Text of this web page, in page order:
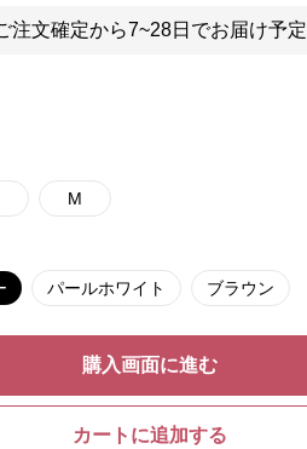
注文確定から7~28日でお届け予定
M
パールホワイト ブラウン
購入画面に進む
カートに追加する